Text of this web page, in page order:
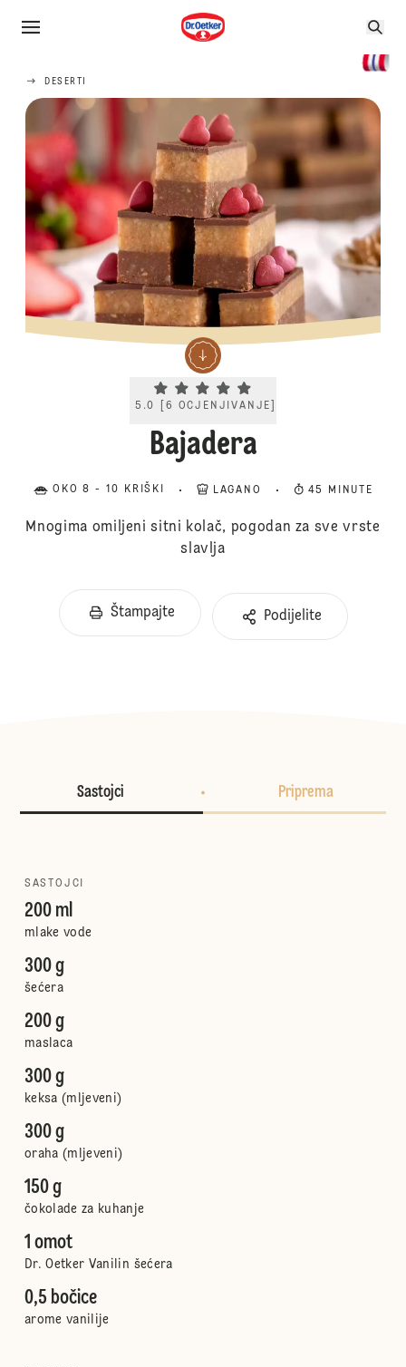
DESERTI
Current rating 5.0. Click to rate.
5.0 [6 OCJENJIVANJE
Bajadera
OKO 8 - 10 KRIŠKI LAGANO 45 MINUTE
Mnogima omiljeni sitni kolač, pogodan za sve vrste
slavlja
Štampajte Podijelite
Sastojci Priprema
SASTOJCI
200 ml
mlake vode
300 g
šećera
200 g
maslaca
300 g
keksa (mljeveni)
300 g
oraha (mljeveni)
150 g
čokolade za kuhanje
1 omot
Dr. Oetker Vanilin šećera
0,5 bočice
arome vanilije